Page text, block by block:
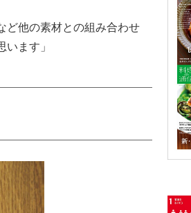
ど他の素材との組み合わせ
ます」